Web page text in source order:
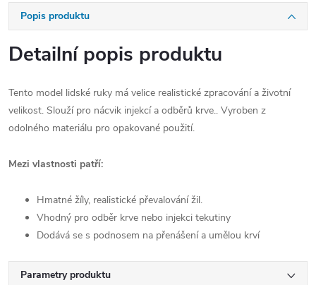
Popis produktu
Detailní popis produktu
Tento model lidské ruky má velice realistické zpracování a životní
velikost. Slouží pro nácvik injekcí a odběrů krve.. Vyroben z
odolného materiálu pro opakované použití.
Mezi vlastnosti patří:
Hmatné žíly, realistické převalování žil.
Vhodný pro odběr krve nebo injekci tekutiny
Dodává se s podnosem na přenášení a umělou krví
Parametry produktu